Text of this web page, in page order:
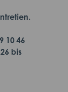
10 46
bis